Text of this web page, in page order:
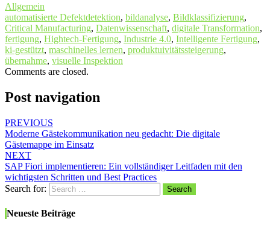
Allgemein
automatisierte Defektdetektion, bildanalyse, Bildklassifizierung,
Critical Manufacturing, Datenwissenschaft, digitale Transformation,
fertigung, Hightech-Fertigung, Industrie 4.0, Intelligente Fertigung,
ki-gestützt, maschinelles lernen, produktuivitätssteigerung,
übernahme, visuelle Inspektion
Comments are closed.
Post navigation
PREVIOUS
Moderne Gästekommunikation neu gedacht: Die digitale
Gästemappe im Einsatz
NEXT
SAP Fiori implementieren: Ein vollständiger Leitfaden mit den
wichtigsten Schritten und Best Practices
Search for:
Search
Neueste Beiträge